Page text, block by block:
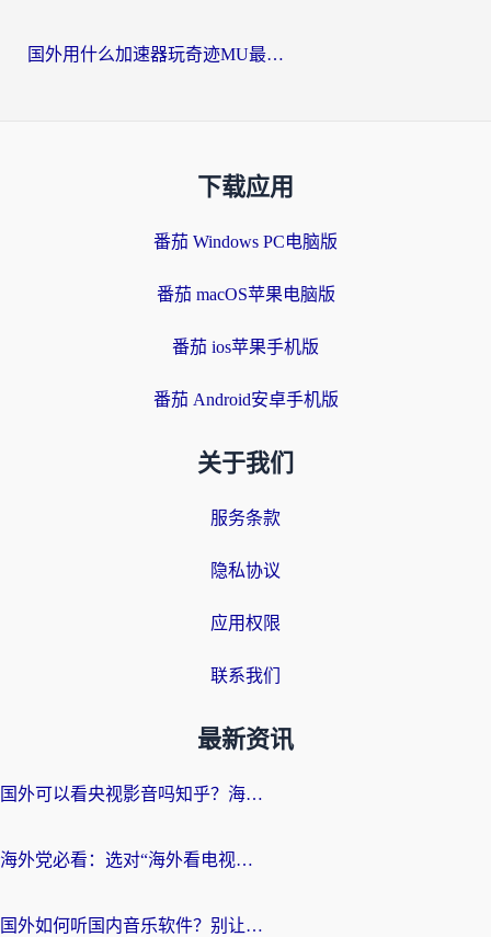
国外用什么加速器玩奇迹MU最好？2026海外玩家国服游戏加速全攻略
下载应用
番茄 Windows PC电脑版
番茄 macOS苹果电脑版
番茄 ios苹果手机版
番茄 Android安卓手机版
关于我们
服务条款
隐私协议
应用权限
联系我们
最新资讯
国外可以看央视影音吗知乎？海外党亲测有效的回国加速方案
海外党必看：选对“海外看电视剧软件”，再也不用愁国内剧刷不了
国外如何听国内音乐软件？别让地域限制，断了你的中文歌单